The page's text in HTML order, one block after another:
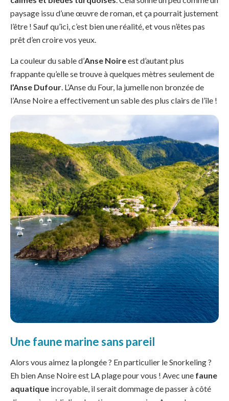
paysage issu d’une œuvre de roman, et ça pourrait justement
l’être ! Sauf qu’ici, c’est bien une réalité, et vous n’êtes pas
prêt d’en croire vos yeux.
La couleur du sable d’Anse Noireest d’autant plus
frappante qu’elle se trouve à quelques mètres seulement de
l’Anse Dufour. L’Anse du Four, la jumelle non bronzée de
l’Anse Noire a effectivement un sable des plus clairs de l’île !
Une faune marine sans pareil
Alors vous aimez la plongée ? En particulier le Snorkeling ?
Eh bien Anse Noire est LA plage pour vous ! Avec une faune
aquatique incroyable, il serait dommage de passer à côté